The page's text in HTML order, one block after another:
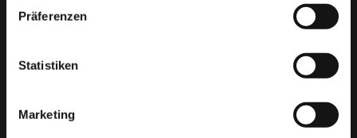
Präferenzen
Statistiken
Marketing
ABENTEUER